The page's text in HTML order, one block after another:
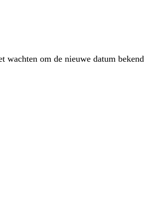
wachten om de nieuwe datum bekend